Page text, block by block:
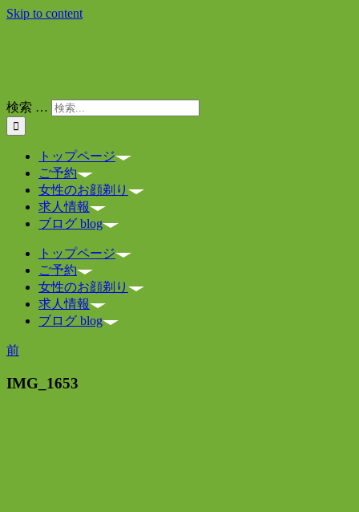
Skip to content
検索 …
トップページ
ご予約
女性のお顔剃り
求人情報
ブログ blog
トップページ
ご予約
女性のお顔剃り
求人情報
ブログ blog
前
IMG_1653